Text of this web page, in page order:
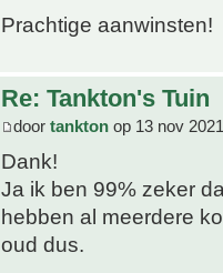
Prachtige aanwinsten!
Re: Tankton's Tuin
door tankton op 13 nov
Dank!
Ja ik ben 99% zeker
hebben al meerdere
oud dus.